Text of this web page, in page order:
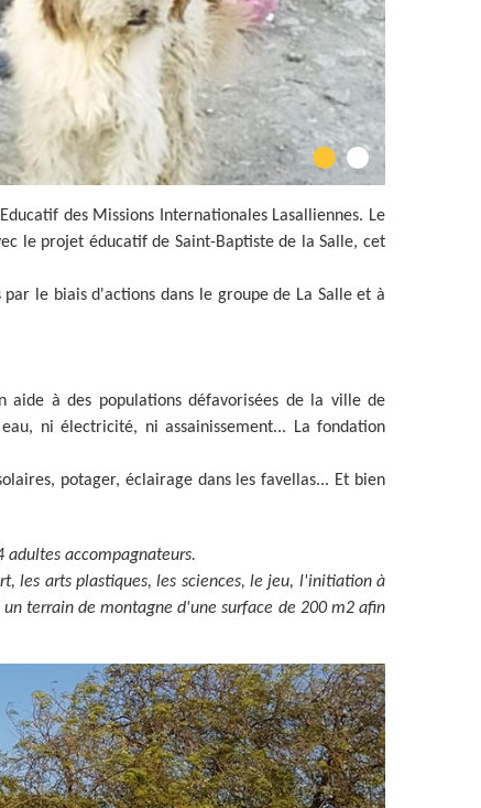
des Missions Internationales Lasalliennes. Le
le projet éducatif de Saint-Baptiste de la Salle, cet
le biais d'actions dans le groupe de La Salle et à
aide à des populations défavorisées de la ville de
ni électricité, ni assainissement... La fondation
potager, éclairage dans les favellas... Et bien
adultes accompagnateurs.
les arts plastiques, les sciences, le jeu, l'initiation à
terrain de montagne d'une surface de 200 m2 afin